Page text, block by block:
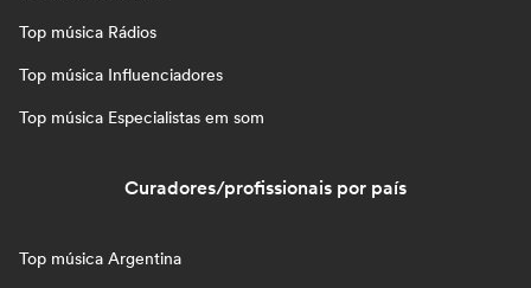
Top música Rádios
Top música Influenciadores
Top música Especialistas em som
Curadores/profissionais por país
Top música Argentina